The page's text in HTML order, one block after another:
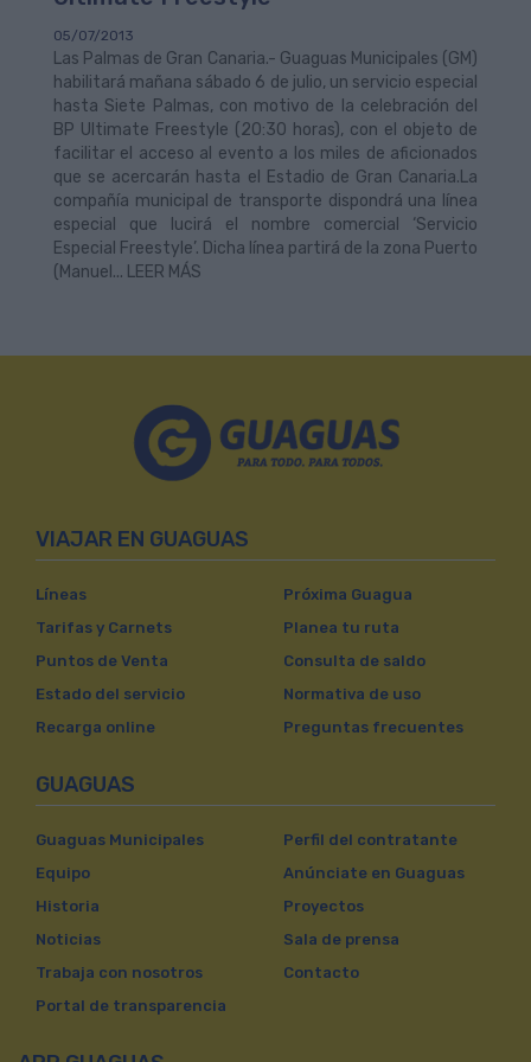
05/07/2013
Las Palmas de Gran Canaria.- Guaguas Municipales (GM)
habilitará mañana sábado 6 de julio, un servicio especial
hasta Siete Palmas, con motivo de la celebración del
BP Ultimate Freestyle (20:30 horas), con el objeto de
facilitar el acceso al evento a los miles de aficionados
que se acercarán hasta el Estadio de Gran Canaria.La
compañía municipal de transporte dispondrá una línea
especial que lucirá el nombre comercial ‘Servicio
Especial Freestyle’. Dicha línea partirá de la zona Puerto
(Manuel... LEER MÁS
VIAJAR EN GUAGUAS
Líneas
Tarifas y Carnets
Puntos de Venta
Estado del servicio
Recarga online
Próxima Guagua
Planea tu ruta
Consulta de saldo
Normativa de uso
Preguntas frecuentes
GUAGUAS
Guaguas Municipales
Equipo
Historia
Noticias
Trabaja con nosotros
Portal de transparencia
Perfil del contratante
Anúnciate en Guaguas
Proyectos
Sala de prensa
Contacto